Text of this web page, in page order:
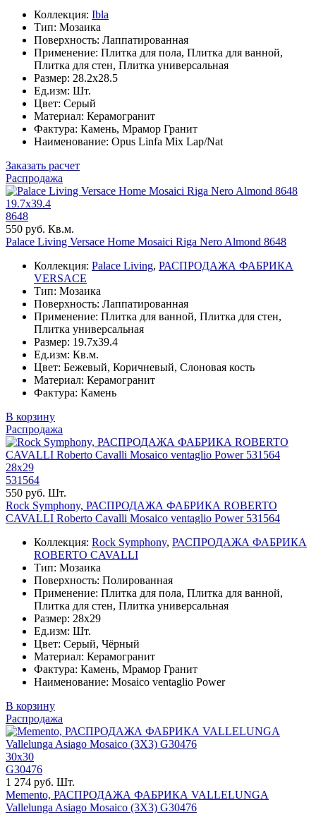
Коллекция: Ibla
Тип: Мозаика
Поверхность: Лаппатированная
Применение: Плитка для пола, Плитка для ванной,
Плитка для стен, Плитка универсальная
Размер: 28.2x28.5
Ед.изм: Шт.
Цвет: Серый
Материал: Керамогранит
Фактура: Камень, Мрамор Гранит
Наименование: Opus Linfa Mix Lap/Nat
Заказать расчет
Распродажа
19.7x39.4
8648
550 руб. Кв.м.
Palace Living Versace Home Mosaici Riga Nero Almond 8648
Коллекция: Palace Living, РАСПРОДАЖА ФАБРИКА
VERSACE
Тип: Мозаика
Поверхность: Лаппатированная
Применение: Плитка для ванной, Плитка для стен,
Плитка универсальная
Размер: 19.7x39.4
Ед.изм: Кв.м.
Цвет: Бежевый, Коричневый, Слоновая кость
Материал: Керамогранит
Фактура: Камень
В корзину
Распродажа
28x29
531564
550 руб. Шт.
Rock Symphony, РАСПРОДАЖА ФАБРИКА ROBERTO
CAVALLI Roberto Cavalli Mosaico ventaglio Power 531564
Коллекция: Rock Symphony, РАСПРОДАЖА ФАБРИКА
ROBERTO CAVALLI
Тип: Мозаика
Поверхность: Полированная
Применение: Плитка для пола, Плитка для ванной,
Плитка для стен, Плитка универсальная
Размер: 28x29
Ед.изм: Шт.
Цвет: Серый, Чёрный
Материал: Керамогранит
Фактура: Камень, Мрамор Гранит
Наименование: Mosaico ventaglio Power
В корзину
Распродажа
30x30
G30476
1 274 руб. Шт.
Memento, РАСПРОДАЖА ФАБРИКА VALLELUNGA
Vallelunga Asiago Mosaico (3X3) G30476